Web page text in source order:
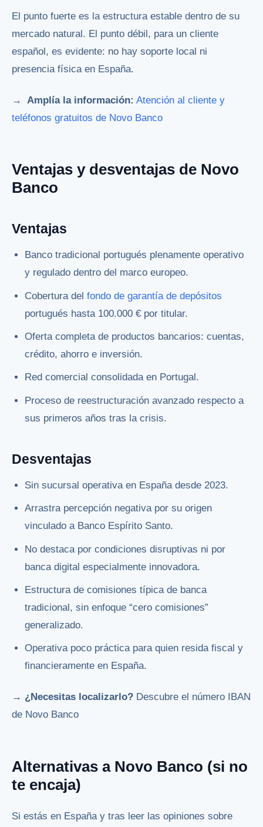
El punto fuerte es la estructura estable dentro de su
mercado natural. El punto débil, para un cliente
español, es evidente: no hay soporte local ni
presencia física en España.
→ Amplía la información: Atención al cliente y
teléfonos gratuitos de Novo Banco
Ventajas y desventajas de Novo
Banco
Ventajas
Banco tradicional portugués plenamente operativo
y regulado dentro del marco europeo.
Cobertura delfondo de garantía de depósitos
portugués hasta 100.000 € por titular.
Oferta completa de productos bancarios: cuentas,
crédito, ahorro e inversión.
Red comercial consolidada en Portugal.
Proceso de reestructuración avanzado respecto a
sus primeros años tras la crisis.
Desventajas
Sin sucursal operativa en España desde 2023.
Arrastra percepción negativa por su origen
vinculado a Banco Espírito Santo.
No destaca por condiciones disruptivas ni por
banca digital especialmente innovadora.
Estructura de comisiones típica de banca
tradicional, sin enfoque “cero comisiones”
generalizado.
Operativa poco práctica para quien resida fiscal y
financieramente en España.
→ ¿Necesitas localizarlo? Descubre el número IBAN
de Novo Banco
Alternativas a Novo Banco (si no
te encaja)
Si estás en España y tras leer las opiniones sobre